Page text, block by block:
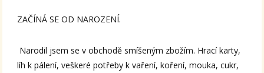
ZAČÍNÁ SE OD NAROZENÍ.
Narodil jsem se v obchodě smíšeným zbožím. Hrací karty,
líh k pálení, veškeré potřeby k vaření, koření, mouka, cukr,